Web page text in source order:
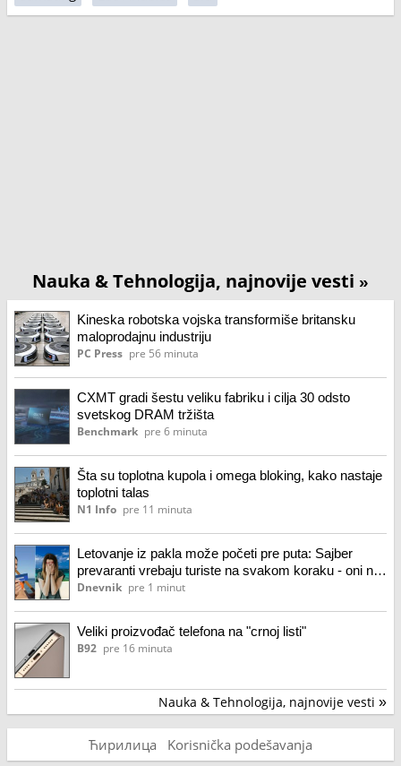
Nauka & Tehnologija, najnovije vesti »
Kineska robotska vojska transformiše britansku
maloprodajnu industriju
PC Press pre 56 minuta
CXMT gradi šestu veliku fabriku i cilja 30 odsto
svetskog DRAM tržišta
Benchmark pre 6 minuta
Šta su toplotna kupola i omega bloking, kako nastaje
toplotni talas
N1 Info pre 11 minuta
Letovanje iz pakla može početi pre puta: Sajber
prevaranti vrebaju turiste na svakom koraku - oni ne
idu na odmor
Dnevnik pre 1 minut
Veliki proizvođač telefona na "crnoj listi"
B92 pre 16 minuta
Nauka & Tehnologija, najnovije vesti »
Ћирилица Korisnička podešavanja